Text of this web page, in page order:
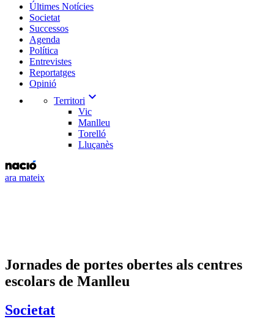
Últimes Notícies
Societat
Successos
Agenda
Política
Entrevistes
Reportatges
Opinió
Territori expand_more
Vic
Manlleu
Torelló
Lluçanès
ara mateix
Jornades de portes obertes als centres
escolars de Manlleu
Societat